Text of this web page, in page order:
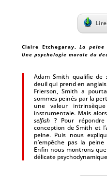
Claire Etchegaray,La peine
Une psychologie morale du
Adam Smith qualifie de
deuil qui prend en
Frierson, Smith a
sommes peinés par la
une valeur
instrumentale. Mais
selfish? Pour
conception de Smith et
peine. Puis nous
n’empêche pas la
Enfin nous montrons
délicate